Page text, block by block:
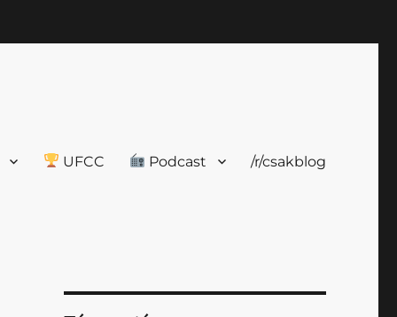
UFCC Podcast /r/csakblog